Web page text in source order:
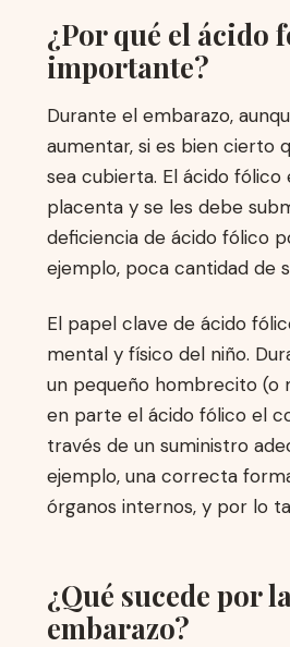
¿Por qué el ácido
importante?
Durante el embarazo,
aumentar, si es bien cierto
sea cubierta. El ácido
placenta y se les debe
deficiencia de ácido fólico
ejemplo, poca cantidad de
El papel clave de ácido
mental y físico del niño.
un pequeño hombrecito (o
en parte el ácido fólico el
través de un suministro
ejemplo, una correcta
órganos internos, y por lo
¿Qué sucede por
embarazo?